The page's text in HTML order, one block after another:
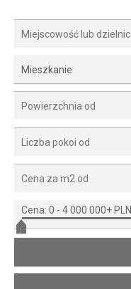
Mieszkanie
Cena: 0 - 4 000 000+ PLN